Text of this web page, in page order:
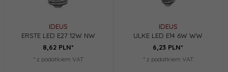
IDEUS
ERSTE LED E27 12W NW
8,62 PLN*
* z podatkiem VAT
IDEUS
ULKE LED E14 6W WW
6,23 PLN*
* z podatkiem VAT